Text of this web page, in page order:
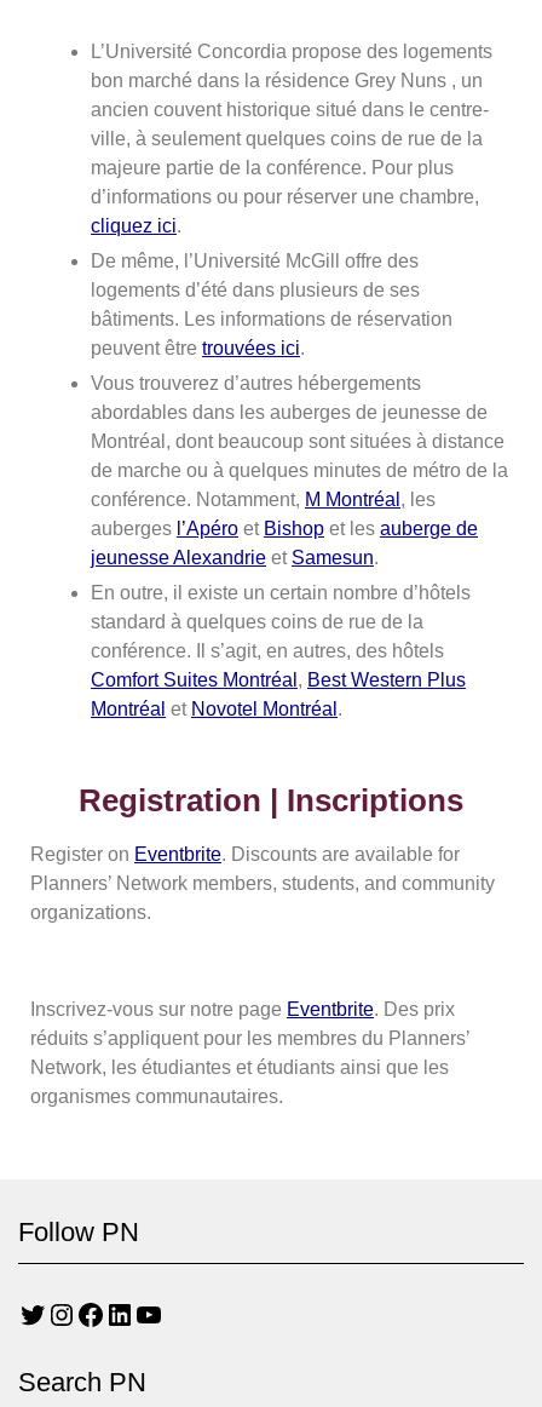
L’Université Concordia propose des logements
bon marché dans la résidence Grey Nuns , un
ancien couvent historique situé dans le centre-
ville, à seulement quelques coins de rue de la
majeure partie de la conférence. Pour plus
d’informations ou pour réserver une chambre,
cliquez ici.
De même, l’Université McGill offre des
logements d’été dans plusieurs de ses
bâtiments. Les informations de réservation
peuvent être trouvées ici.
Vous trouverez d’autres hébergements
abordables dans les auberges de jeunesse de
Montréal, dont beaucoup sont situées à distance
de marche ou à quelques minutes de métro de la
conférence. Notamment, M Montréal , les
auberges l’Apéro et Bishop et les auberge de
jeunesse Alexandrie et Samesun.
En outre, il existe un certain nombre d’hôtels
standard à quelques coins de rue de la
conférence. Il s’agit, en autres, des hôtels
Comfort Suites Montréal , Best Western Plus
Montréal et Novotel Montréal .
Registration | Inscriptions
Register on Eventbrite. Discounts are available for
Planners’ Network members, students, and community
organizations.
Inscrivez-vous sur notre page Eventbrite. Des prix
réduits s’appliquent pour les membres du Planners’
Network, les étudiantes et étudiants ainsi que les
organismes communautaires.
Follow PN
Search PN